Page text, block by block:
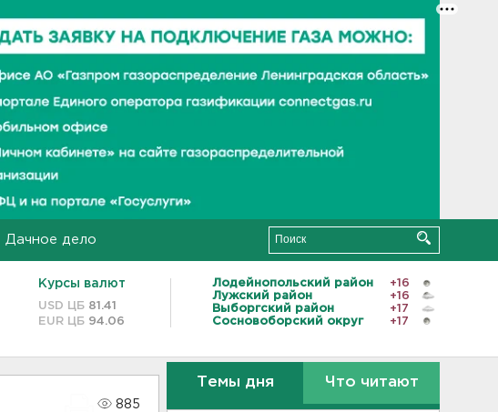
Дачное дело
Курсы валют
USD ЦБ 81.41
EUR ЦБ 94.06
Лодейнопольский район
+16
Лужский район
+16
Выборгский район
+17
Сосновоборский округ
+17
885
Темы дня Что читают